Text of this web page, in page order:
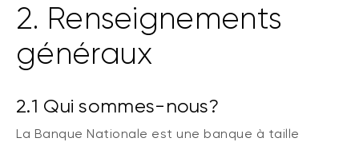
2. Renseignements
généraux
2.1 Qui sommes-nous?
La Banque Nationale est une banque à taille